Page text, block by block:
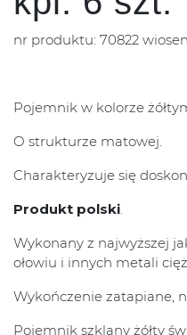
nr produktu: 70822
Pojemnik w kolorze
O strukturze matowej.
Charakteryzuje się
Produkt polski.
Wykonany z najwyższej
ołowiu i innych metali
Wykończenie zatapiane,
Pojemnik szklany żółty